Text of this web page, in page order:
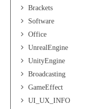
Brackets
Software
Office
UnrealEngine
UnityEngine
Broadcasting
GameEffect
UI_UX_INFO